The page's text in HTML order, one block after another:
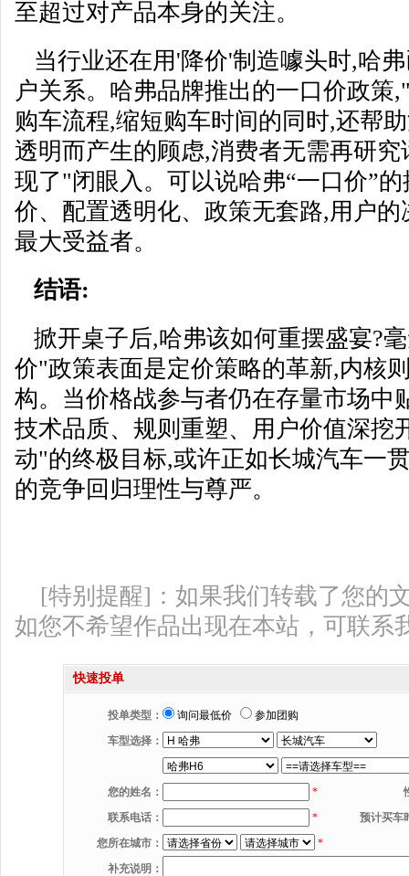
至超过对产品本身的关注。
当行业还在用'降价'制造噱头时,哈
户关系。哈弗品牌推出的一口价政策
购车流程,缩短购车时间的同时,还帮
透明而产生的顾虑,消费者无需再研
现了"闭眼入。可以说哈弗“一口价”
价、配置透明化、政策无套路,用户
最大受益者。
结语:
掀开桌子后,哈弗该如何重摆盛宴?
价"政策表面是定价策略的革新,内核
构。当价格战参与者仍在存量市场中
技术品质、规则重塑、用户价值深挖
动"的终极目标,或许正如长城汽车一
的竞争回归理性与尊严。
[特别提醒]：如果我们转载了您的
如您不希望作品出现在本站，可联系
快速投单
投单类型： 询问最低价
参加团购
车型选择：
您的姓名： *
联系电话：
*
预计买车
您所在城市：
*
补充说明：